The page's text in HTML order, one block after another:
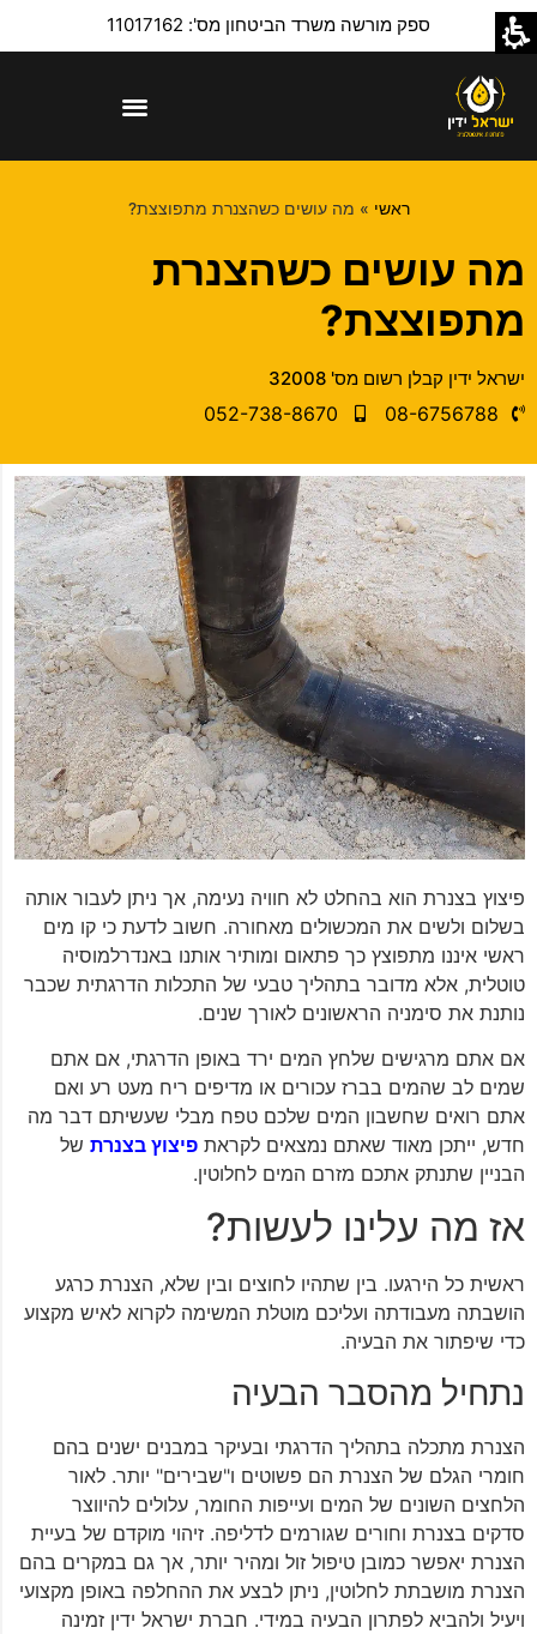
ספק מורשה משרד הביטחון מס': 11017162
ראשי » מה עושים כשהצנרת מתפוצצת?
מה עושים כשהצנרת
מתפוצצת?
ישראל ידין קבלן רשום מס' 32008​
08-6756788​
052-738-8670​
פיצוץ בצנרת הוא בהחלט לא חוויה נעימה, אך ניתן לעבור אותה
בשלום ולשים את המכשולים מאחורה. חשוב לדעת כי קו מים
ראשי איננו מתפוצץ כך פתאום ומותיר אותנו באנדרלמוסיה
טוטלית, אלא מדובר בתהליך טבעי של התכלות הדרגתית שכבר
נותנת את סימניה הראשונים לאורך שנים.
אם אתם מרגישים שלחץ המים ירד באופן הדרגתי, אם אתם
שמים לב שהמים בברז עכורים או מדיפים ריח מעט רע ואם
אתם רואים שחשבון המים שלכם טפח מבלי שעשיתם דבר מה
חדש, ייתכן מאוד שאתם נמצאים לקראת פיצוץ בצנרת של
הבניין שתנתק אתכם מזרם המים לחלוטין.
אז מה עלינו לעשות?
ראשית כל הירגעו. בין שתהיו לחוצים ובין שלא, הצנרת כרגע
הושבתה מעבודתה ועליכם מוטלת המשימה לקרוא לאיש מקצוע
כדי שיפתור את הבעיה.
נתחיל מהסבר הבעיה
הצנרת מתכלה בתהליך הדרגתי ובעיקר במבנים ישנים בהם
חומרי הגלם של הצנרת הם פשוטים ו"שבירים" יותר. לאור
הלחצים השונים של המים ועייפות החומר, עלולים להיווצר
סדקים בצנרת וחורים שגורמים לדליפה. זיהוי מוקדם של בעיית
הצנרת יאפשר כמובן טיפול זול ומהיר יותר, אך גם במקרים בהם
הצנרת מושבתת לחלוטין, ניתן לבצע את ההחלפה באופן מקצועי
ויעיל ולהביא לפתרון הבעיה במידי. חברת ישראל ידין זמינה